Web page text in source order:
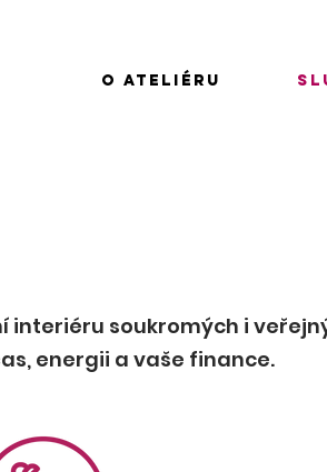
O ateliéru
interiéru soukromých i
energii a vaše finance.